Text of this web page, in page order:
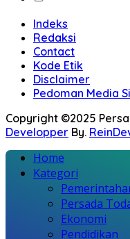
Indeks
Redaksi
Contact
Kode Etik
Disclaimer
Pedoman Media
Copyright ©2025
Developper By.
Home
Kategori
Persada
Ekonomi
Pendidikan